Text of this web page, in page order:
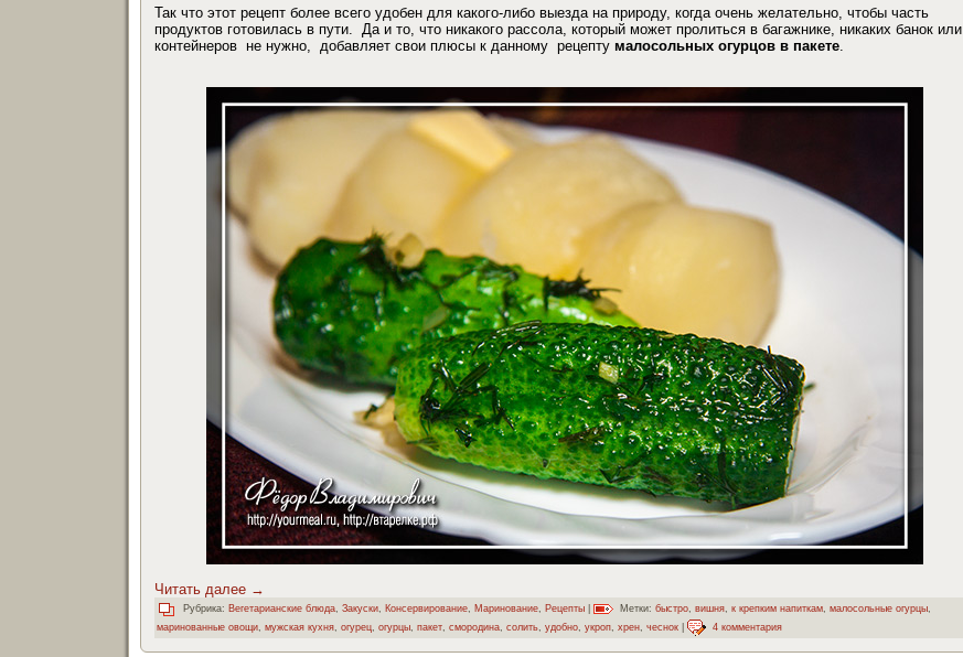
Так что этот рецепт более всего удобен для какого-либо выезда на природу, когда очень желательно, чтобы часть
продуктов готовилась в пути. Да и то, что никакого рассола, который может пролиться в багажнике, никаких банок или
контейнеров не нужно, добавляет свои плюсы к данному рецепту малосольных огурцов в пакете
Читать далее →
Рубрика: Вегетарианские блюда, Закуски, Консервирование, Маринование, Рецепты Метки: быстро, вишня, к крепким напиткам, малосольные огурцы,
маринованные овощи мужская кухня огурец огурцы пакет смородина солить удобно укроп хрен чеснок 4 комментария